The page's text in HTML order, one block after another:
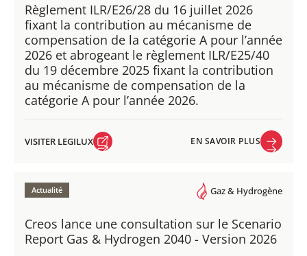
Règlement ILR/E26/28 du 16 juillet 2026
fixant la contribution au mécanisme de
compensation de la catégorie A pour l’année
2026 et abrogeant le règlement ILR/E25/40
du 19 décembre 2025 fixant la contribution
au mécanisme de compensation de la
catégorie A pour l’année 2026.
VISITER LEGILUX
EN SAVOIR PLUS
Actualité Gaz & Hydrogène
Creos lance une consultation sur le Scenario
Report Gas & Hydrogen 2040 - Version 2026